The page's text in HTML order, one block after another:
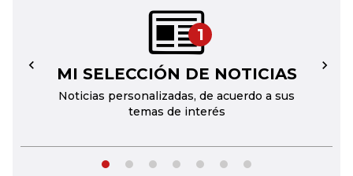
1
MI SELECCIÓN DE NOTICIAS
Noticias personalizadas, de acuerdo a sus
temas de interés
← →